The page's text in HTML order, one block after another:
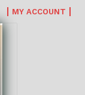
MY ACCOUNT